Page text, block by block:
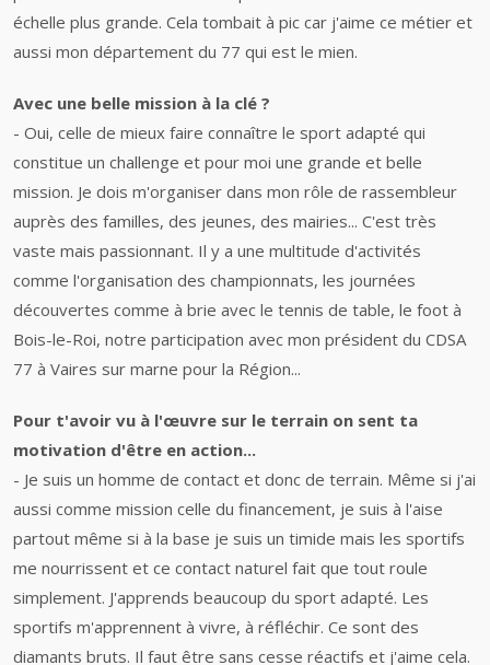
échelle plus grande. Cela tombait à pic car j'aime ce métier et
aussi mon département du 77 qui est le mien.
Avec une belle mission à la clé ?
- Oui, celle de mieux faire connaître le sport adapté qui
constitue un challenge et pour moi une grande et belle
mission. Je dois m'organiser dans mon rôle de rassembleur
auprès des familles, des jeunes, des mairies... C'est très
vaste mais passionnant. Il y a une multitude d'activités
comme l'organisation des championnats, les journées
découvertes comme à brie avec le tennis de table, le foot à
Bois-le-Roi, notre participation avec mon président du CDSA
77 à Vaires sur marne pour la Région...
Pour t'avoir vu à l'œuvre sur le terrain on sent ta
motivation d'être en action...
- Je suis un homme de contact et donc de terrain. Même si j'ai
aussi comme mission celle du financement, je suis à l'aise
partout même si à la base je suis un timide mais les sportifs
me nourrissent et ce contact naturel fait que tout roule
simplement. J'apprends beaucoup du sport adapté. Les
sportifs m'apprennent à vivre, à réfléchir. Ce sont des
diamants bruts. Il faut être sans cesse réactifs et j'aime cela.